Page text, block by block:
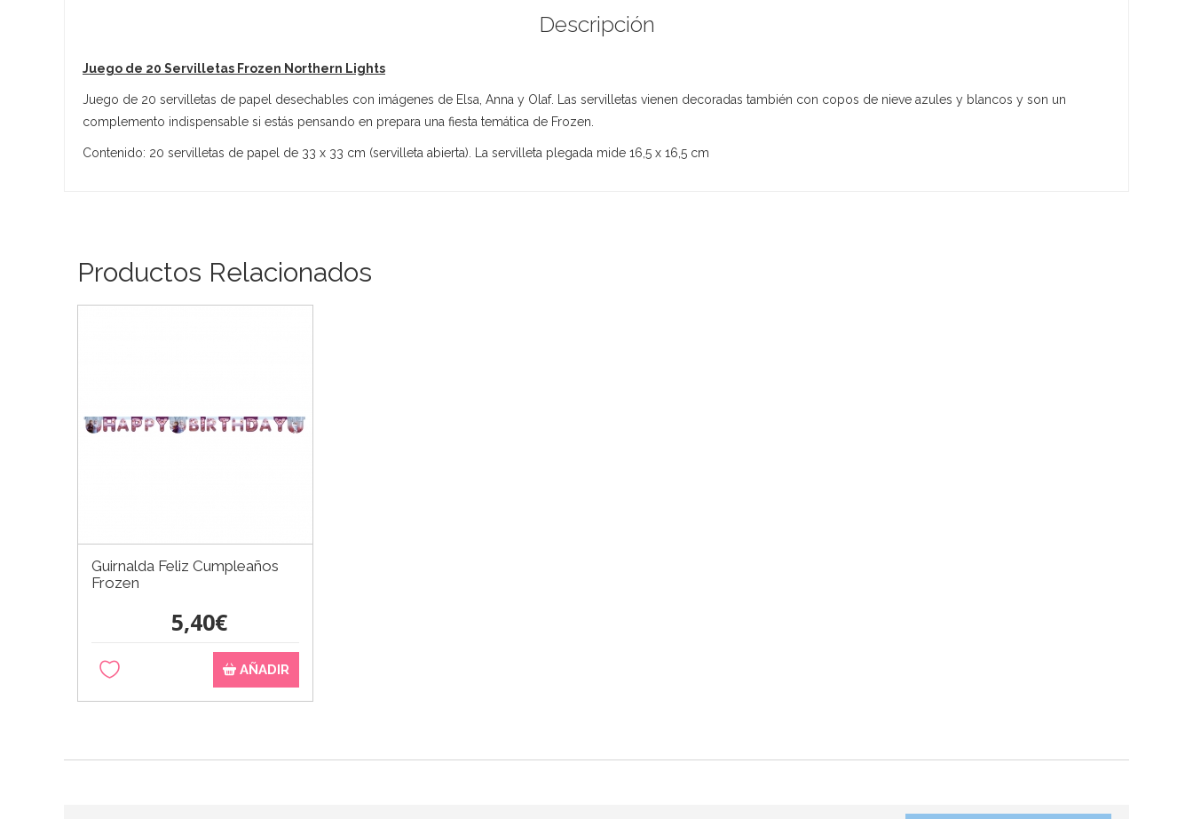
Descripción
Juego de 20 Servilletas Frozen Northern Lights
Juego de 20 servilletas de papel desechables con imágenes de Elsa, Anna y Olaf. Las servilletas vienen decoradas también con copos de nieve azules y blancos y son un
complemento indispensable si estás pensando en prepara una fiesta temática de Frozen.
Contenido: 20 servilletas de papel de 33 x 33 cm (servilleta abierta). La servilleta plegada mide 16,5 x 16,5 cm
Productos Relacionados
Guirnalda Feliz Cumpleaños
Frozen
5,40€
AÑADIR